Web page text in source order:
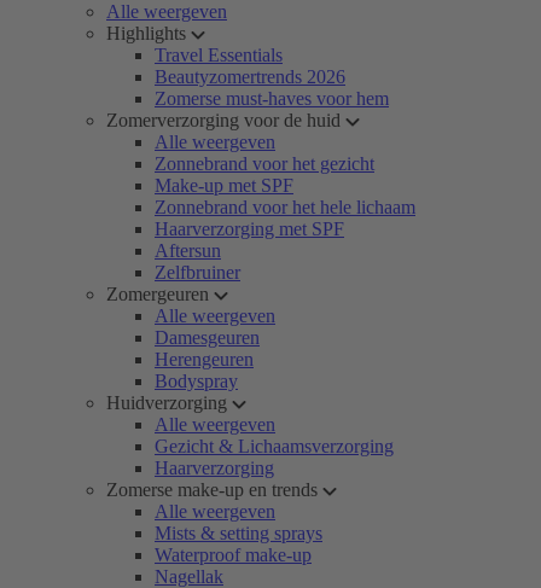
Alle weergeven
Highlights
Travel Essentials
Beautyzomertrends 2026
Zomerse must-haves voor hem
Zomerverzorging voor de huid
Alle weergeven
Zonnebrand voor het gezicht
Make-up met SPF
Zonnebrand voor het hele lichaam
Haarverzorging met SPF
Aftersun
Zelfbruiner
Zomergeuren
Alle weergeven
Damesgeuren
Herengeuren
Bodyspray
Huidverzorging
Alle weergeven
Gezicht & Lichaamsverzorging
Haarverzorging
Zomerse make-up en trends
Alle weergeven
Mists & setting sprays
Waterproof make-up
Nagellak